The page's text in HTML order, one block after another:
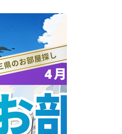
） 筑波大学ホーム
LIVE! Presented by